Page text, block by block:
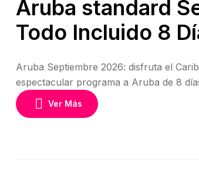
Aruba standard
Todo Incluido 8
Aruba Septiembre 2026: disfruta el
espectacular programa a Aruba de 8
playas de arena blanca, aguas
Ver Más